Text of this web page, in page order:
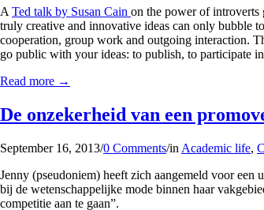
A Ted talk by Susan Cain on the power of introverts
truly creative and innovative ideas can only bubble
cooperation, group work and outgoing interaction.
go public with your ideas: to publish, to participate
Read more →
De onzekerheid van een
September 16, 2013/0 Comments/in Academic life,
Jenny (pseudoniem) heeft zich aangemeld voor
bij de wetenschappelijke mode binnen haar
competitie aan te gaan”.